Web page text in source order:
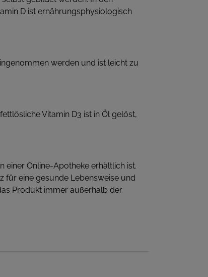
D ist ernährungsphysiologisch
werden und ist leicht zu
Vitamin D3 ist in Öl gelöst,
einer Online-Apotheke erhältlich ist.
für eine gesunde Lebensweise und
Produkt immer außerhalb der